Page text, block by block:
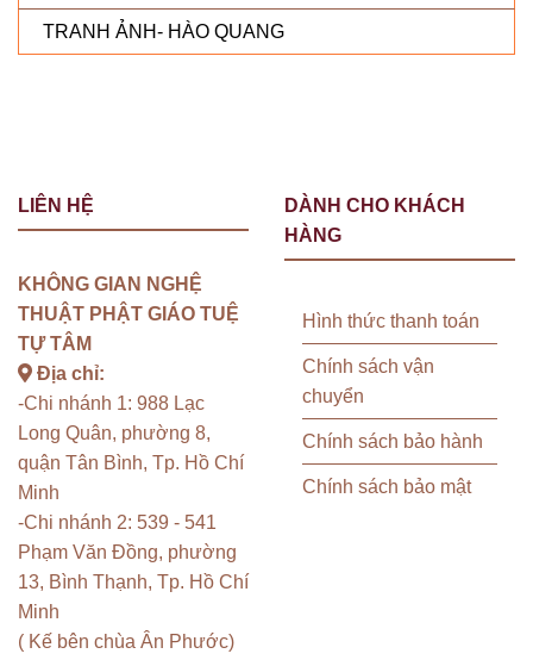
TRANH ẢNH- HÀO QUANG
LIÊN HỆ
KHÔNG GIAN NGHỆ
THUẬT PHẬT GIÁO TUỆ
TỰ TÂM
Địa chỉ:
-Chi nhánh 1: 988 Lạc
Long Quân, phường 8,
quận Tân Bình, Tp. Hồ Chí
Minh
-Chi nhánh 2: 539 - 541
Phạm Văn Đồng, phường
13, Bình Thạnh, Tp. Hồ Chí
Minh
( Kế bên chùa Ân Phước)
DÀNH CHO KHÁCH
HÀNG
Hình thức thanh toán
Chính sách vận
chuyển
Chính sách bảo hành
Chính sách bảo mật